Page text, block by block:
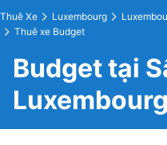
Thuê Xe Luxembourg
Thuê xe Budget
Budget tại
Luxembourg